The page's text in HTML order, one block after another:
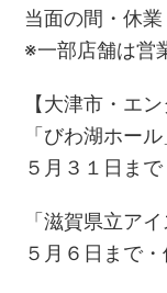
当面の間・休業
※一部店舗は営
【大津市・エ
「びわ湖ホール
５月３１日ま
「滋賀県立ア
５月６日まで